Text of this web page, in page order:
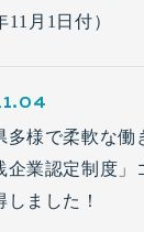
11月1日付）
多様で柔軟な働
企業認定制度」
しました！